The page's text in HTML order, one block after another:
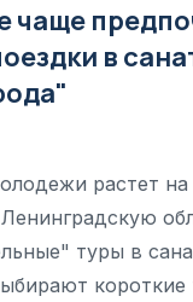
чаще
в
растет на
туры в
короткие